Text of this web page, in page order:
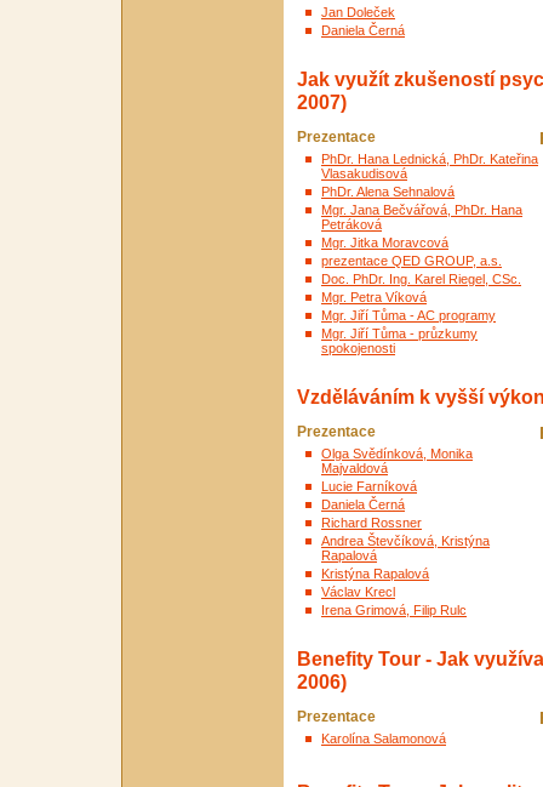
Jan Doleček
Daniela Černá
Jak využít zkušeností
2007)
Prezentace
PhDr. Hana Lednická, PhDr. Kateřina
Vlasakudisová
PhDr. Alena Sehnalová
Mgr. Jana Bečvářová, PhDr. Hana
Petráková
Mgr. Jitka Moravcová
prezentace QED GROUP, a.s.
Doc. PhDr. Ing. Karel Riegel, CSc.
Mgr. Petra Víková
Mgr. Jiří Tůma - AC programy
Mgr. Jiří Tůma - průzkumy
spokojenosti
Vzděláváním k vyšší
Prezentace
Olga Svědínková, Monika
Majvaldová
Lucie Farníková
Daniela Černá
Richard Rossner
Andrea Števčíková, Kristýna
Rapalová
Kristýna Rapalová
Václav Krecl
Irena Grimová, Filip Rulc
Benefity Tour - Jak
2006)
Prezentace
Karolína Salamonová